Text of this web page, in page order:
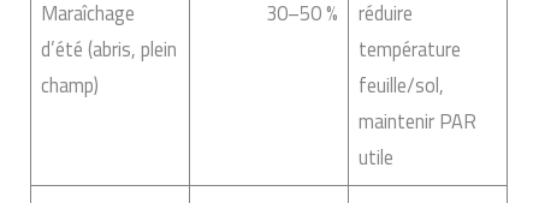
Maraîchage
d’été (abris, plein
champ)
30–50 %
réduire
température
feuille/sol,
maintenir PAR
utile